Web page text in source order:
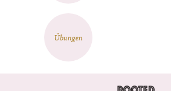
Übungen